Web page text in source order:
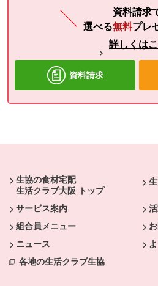
資料請求
選べる無料プレ
詳しくは
資料請求
生協の食材宅配
生活クラブ大阪 トップ
サービス案内
組合員メニュー
ニュース
各地の生活クラブ生協